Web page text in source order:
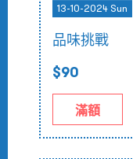
13-10-2024 Sun
品味挑戰
$90
滿額